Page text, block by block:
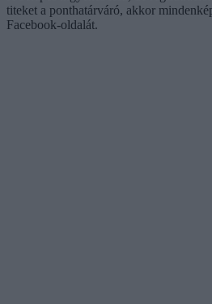
titeket a ponthatárváró, akkor
Facebook-oldalát.